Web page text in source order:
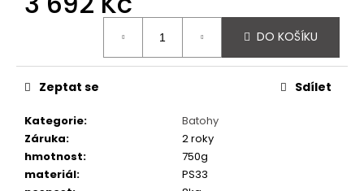
DO KOŠÍKU
Kategorie:
Batohy
Záruka:
2 roky
hmotnost:
750g
materiál:
PS33
Zeptat se Sdílet
o
e
m
e